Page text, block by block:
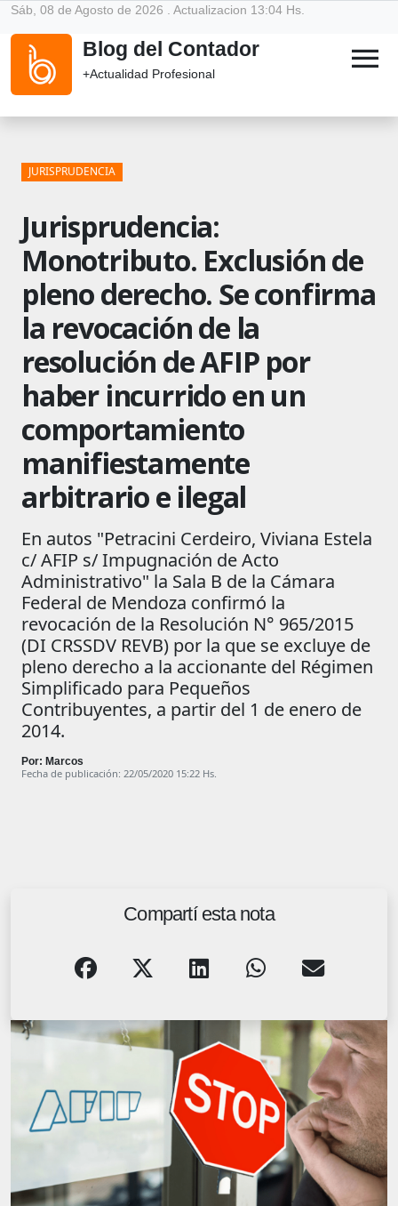
Sáb, 08 de Agosto de 2026 . Actualizacion 13:04 Hs.
Blog del Contador
+Actualidad Profesional menu
JURISPRUDENCIA
Jurisprudencia:
Monotributo. Exclusión de
pleno derecho. Se confirma
la revocación de la
resolución de AFIP por
haber incurrido en un
comportamiento
manifiestamente
arbitrario e ilegal
En autos "Petracini Cerdeiro, Viviana Estela
c/ AFIP s/ Impugnación de Acto
Administrativo" la Sala B de la Cámara
Federal de Mendoza confirmó la
revocación de la Resolución N° 965/2015
(DI CRSS­DV REVB) por la que se excluye de
pleno derecho a la accionante del Régimen
Simplificado para Pequeños
Contribuyentes, a partir del 1 de enero de
2014.
Por: Marcos
Fecha de publicación: 22/05/2020 15:22 Hs.
Compartí esta nota